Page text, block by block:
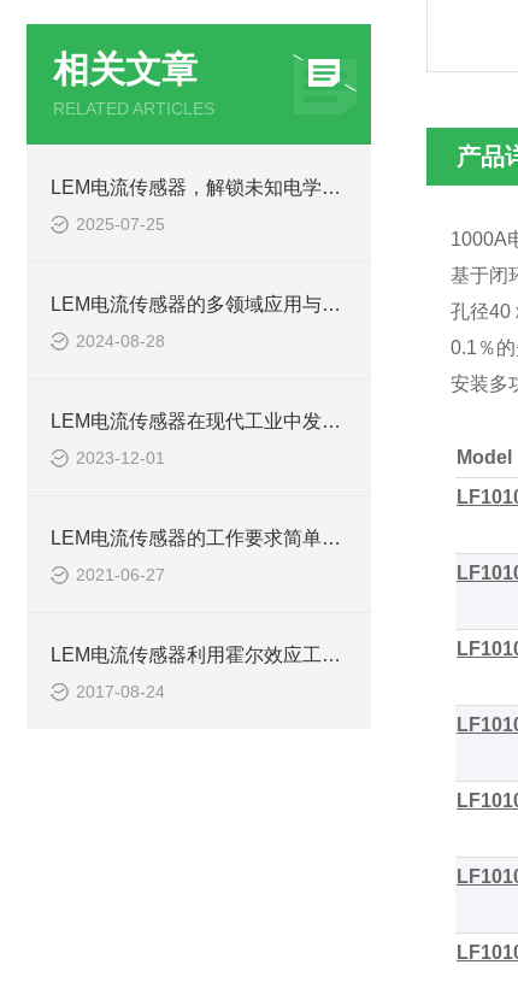
相关文章
RELATED ARTICLES
LEM电流传感器，解锁未知电学奥秘
2025-07-25
LEM电流传感器的多领域应用与市场新动向
2024-08-28
LEM电流传感器在现代工业中发挥着重要作用
2023-12-01
LEM电流传感器的工作要求简单了解一下
2021-06-27
LEM电流传感器利用霍尔效应工作产生故障原因情况
2017-08-24
产品
1000A
基于闭
孔径40
0.1 ％
安装多
Model